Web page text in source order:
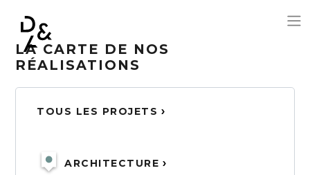
Aller au contenu principal
LA CARTE DE NOS
RÉALISATIONS
TOUS LES PROJETS
ARCHITECTURE